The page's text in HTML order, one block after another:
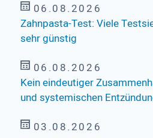
06.08.2026
Zahnpasta-Test: Viele
sehr günstig
06.08.2026
Kein eindeutiger
und systemischen
03.08.2026